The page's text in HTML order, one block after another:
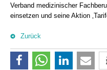
Verband medizinischer
einsetzen und seine Aktion
Zurück